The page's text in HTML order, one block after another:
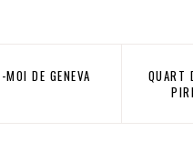
DE GENEVA
QUART